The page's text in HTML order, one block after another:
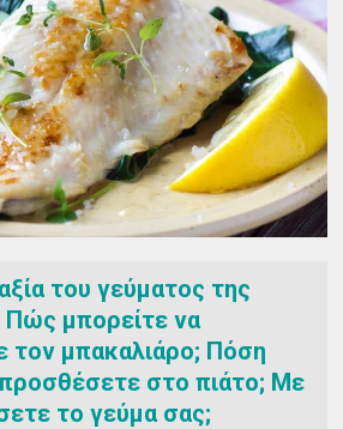
του γεύματος της
Πώς μπορείτε να
τον μπακαλιάρο; Πόση
στο πιάτο; Με
το γεύμα σας;